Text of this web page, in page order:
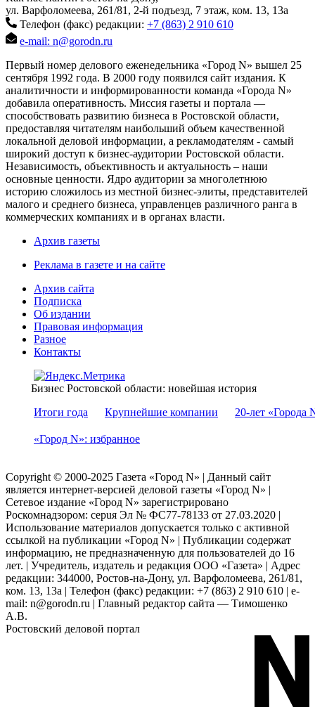
ул. Варфоломеева, 261/81, 2-й подъезд, 7 этаж, ком. 13, 13а
Телефон (факс) редакции: +7 (863) 2 910 610
e-mail: n@gorodn.ru
Первый номер делового еженедельника «Город N» вышел 25
сентября 1992 года. В 2000 году появился сайт издания. К
аналитичности и информированности команда «Города N»
добавила оперативность. Миссия газеты и портала —
способствовать развитию бизнеса в Ростовской области,
предоставляя читателям наибольший объем качественной
локальной деловой информации, а рекламодателям - самый
широкий доступ к бизнес-аудитории Ростовской области.
Независимость, объективность и актуальность – наши
основные ценности. Ядро аудитории за многолетнюю
историю сложилось из местной бизнес-элиты, представителей
малого и среднего бизнеса, управленцев различного ранга в
коммерческих компаниях и в органах власти.
Архив газеты
Реклама в газете и на сайте
Архив сайта
Подписка
Об издании
Правовая информация
Разное
Контакты
Бизнес Ростовской области: новейшая история
Итоги года
Крупнейшие компании 20-лет «Города
«Город N»: избранное
Copyright © 2000-2025 Газета «Город N» | Данный сайт
является интернет-версией деловой газеты «Город N» |
Сетевое издание «Город N» зарегистрировано
Роскомнадзором: серuя Эл № ФС77-78133 от 27.03.2020 |
Использование материалов допускается только с активной
ссылкой на публикации «Город N» | Публикации содержат
информацию, не предназначенную для пользователей до 16
лет. | Учредитель, издатель и редакция ООО «Газета» | Адрес
редакции: 344000, Ростов-на-Дону, ул. Варфоломеева, 261/81,
ком. 13, 13а | Телефон (факс) редакции: +7 (863) 2 910 610 | e-
mail: n@gorodn.ru | Главный редактор сайта — Тимошенко
А.В.
Ростовский деловой портал